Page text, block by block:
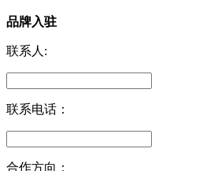
品牌入驻
联系人:
联系电话：
合作方向：